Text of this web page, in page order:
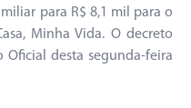
para R$ 8,1 mil para o
Minha Vida. O decreto
desta segunda-feira